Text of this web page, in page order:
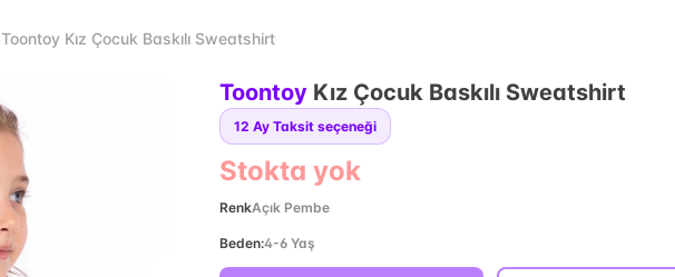
Toontoy Kız Çocuk Baskılı Sweatshirt
Toontoy Kız Çocuk Baskılı Sweatshirt
12 Ay Taksit seçeneği
Stokta yok
RenkAçık Pembe
Beden:4-6 Yaş